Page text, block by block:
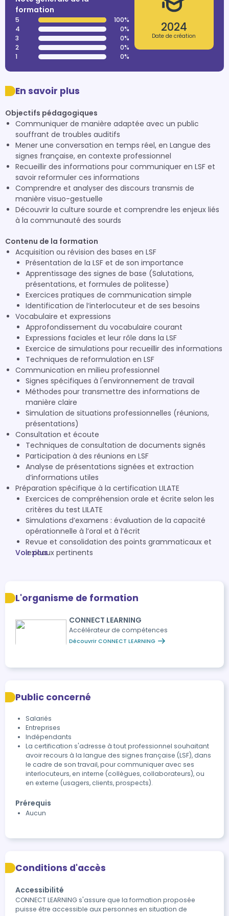
formation
5
100%
4
0%
3
0%
2
0%
1
0%
2024
Date de création
En savoir plus
Objectifs pédagogiques
Communiquer de manière adaptée avec un public
souffrant de troubles auditifs
Mener une conversation en temps réel, en Langue des
signes française, en contexte professionnel
Recueillir des informations pour communiquer en LSF et
savoir reformuler ces informations
Comprendre et analyser des discours transmis de
manière visuo-gestuelle
Découvrir la culture sourde et comprendre les enjeux liés
à la communauté des sourds
Contenu de la formation
Acquisition ou révision des bases en LSF
Présentation de la LSF et de son importance
Apprentissage des signes de base (Salutations,
présentations, et formules de politesse)
Exercices pratiques de communication simple
Identification de l’interlocuteur et de ses besoins
Vocabulaire et expressions
Approfondissement du vocabulaire courant
Expressions faciales et leur rôle dans la LSF
Exercice de simulations pour recueillir des informations
Techniques de reformulation en LSF
Communication en milieu professionnel
Signes spécifiques à l'environnement de travail
Méthodes pour transmettre des informations de
manière claire
Simulation de situations professionnelles (réunions,
présentations)
Consultation et écoute
Techniques de consultation de documents signés
Participation à des réunions en LSF
Analyse de présentations signées et extraction
d’informations utiles
Préparation spécifique à la certification LILATE
Exercices de compréhension orale et écrite selon les
critères du test LILATE
Simulations d’examens : évaluation de la capacité
opérationnelle à l’oral et à l’écrit
Revue et consolidation des points grammaticaux et
lexicaux pertinents
Voir plus
L'organisme de formation
CONNECT LEARNING
Accélérateur de compétences
Découvrir CONNECT LEARNING
Public concerné
Salariés
Entreprises
Indépendants
La certification s'adresse à tout professionnel souhaitant
avoir recours à la langue des signes française (LSF), dans
le cadre de son travail, pour communiquer avec ses
interlocuteurs, en interne (collègues, collaborateurs), ou
en externe (usagers, clients, prospects).
Prérequis
Aucun
Conditions d'accès
Accessibilité
CONNECT LEARNING s'assure que la formation proposée
puisse être accessible aux personnes en situation de